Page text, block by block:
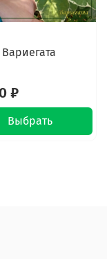
₽
Выбрать